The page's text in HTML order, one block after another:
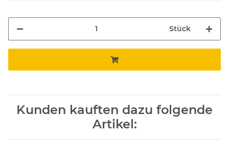
Stück
Kunden kauften dazu folgende
Artikel: